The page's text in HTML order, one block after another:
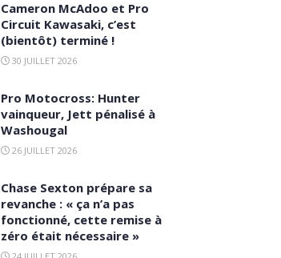
Cameron McAdoo et Pro
Circuit Kawasaki, c’est
(bientôt) terminé !
30 JUILLET 2026
Pro Motocross: Hunter
vainqueur, Jett pénalisé à
Washougal
26 JUILLET 2026
Chase Sexton prépare sa
revanche : « ça n’a pas
fonctionné, cette remise à
zéro était nécessaire »